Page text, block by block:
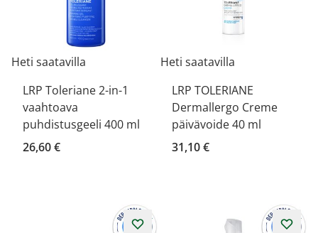
Heti saatavilla
LRP Toleriane 2-in-1
vaahtoava
puhdistusgeeli 400 ml
26,60 €
Heti saatavilla
LRP TOLERIANE
Dermallergo Creme
päivävoide 40 ml
31,10 €